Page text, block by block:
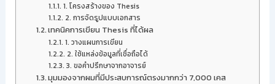
1. โครงสร้างของ Thesis
2. การจัดรูปแบบเอกสาร
เทคนิคการเขียน Thesis ที่ได้ผล
1. วางแผนการเขียน
2. ใช้แหล่งข้อมูลที่เชื่อถือได้
3. ขอคำปรึกษาจากอาจารย์
มุมมองจากผมที่มีประสบการณ์ตรงมากกว่า 7,000 เคส